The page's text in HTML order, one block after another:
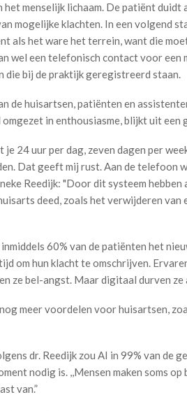
het menselijk lichaam. De patiënt
mogelijke klachten. In een volgend
als het ware het terrein, want die
wel een telefonisch contact voor een
bij de praktijk geregistreerd staan.
de huisartsen, patiënten en
omgezet in enthousiasme, blijkt uit
24 uur per dag, zeven dagen per
Dat geeft mij rust. Aan de telefoon
Reedijk: "Door dit systeem
deed, zoals het verwijde­ren
60% van de patiënten het
om hun klacht te omschrijven.
ze bel-angst. Maar digitaal durven ze
meer voordelen voor huisartsen,
dr. Reedijk zou AI in 99% van de
nodig is. ,,Mensen maken soms
van.”